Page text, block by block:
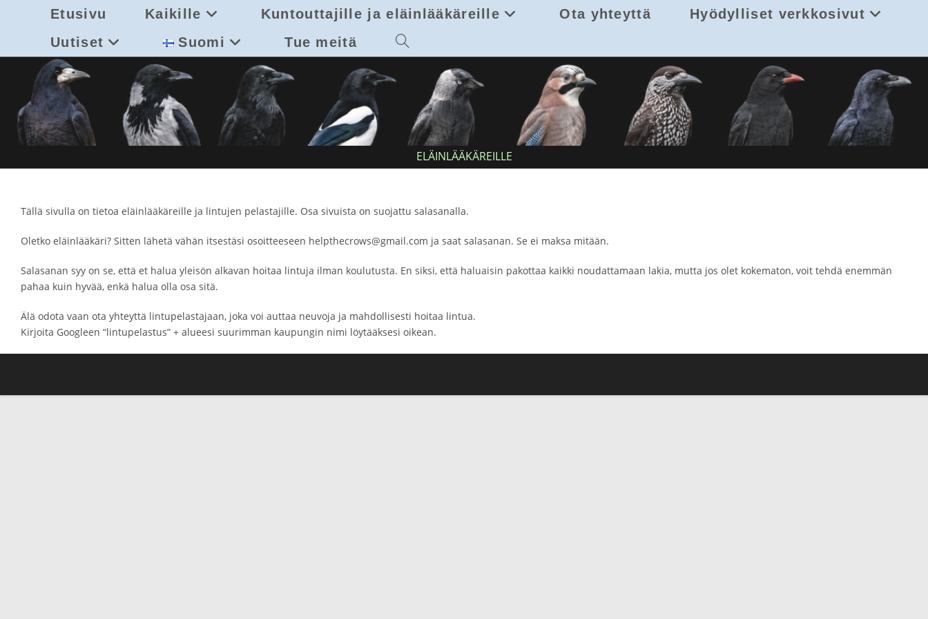
Etusivu Kaikille Kuntouttajille ja eläinlääkäreille Ota yhteyttä
Hyödylliset verkkosivut
Uutiset
Suomi Tue meitä Toggle
ELÄINLÄÄKÄREILLE
Tällä sivulla on tietoa eläinlääkäreille ja lintujen pelastajille. Osa sivuista on suojattu salasanalla.
Oletko eläinlääkäri? Sitten lähetä vähän itsestäsi osoitteeseen helpthecrows@gmail.com ja saat salasanan. Se ei maksa mitään.
Salasanan syy on se, että et halua yleisön alkavan hoitaa lintuja ilman koulutusta. En siksi, että haluaisin pakottaa kaikki noudattamaan lakia, mutta jos olet kokematon, voit tehdä enemmän
pahaa kuin hyvää, enkä halua olla osa sitä.
Älä odota vaan ota yhteyttä lintupelastajaan, joka voi auttaa neuvoja ja mahdollisesti hoitaa lintua.
Kirjoita Googleen “lintupelastus” + alueesi suurimman kaupungin nimi löytääksesi oikean.